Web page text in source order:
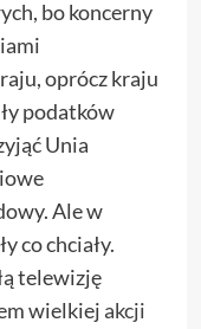
bo koncerny
oprócz kraju
podatków
Unia
Ale w
co chciały.
telewizję
wielkiej akcji